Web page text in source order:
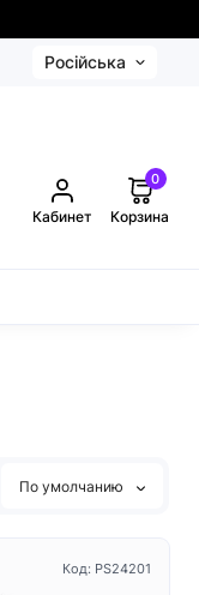
Російська
Кабинет
0
Корзина
По умолчанию
Код: PS24201